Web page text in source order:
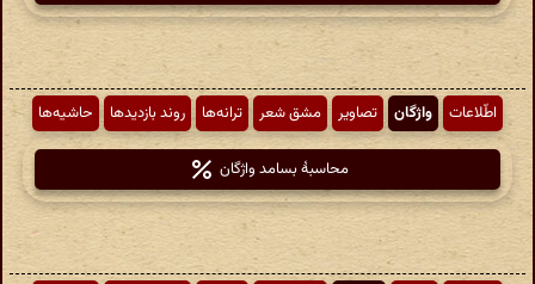
اطّلاعات واژگان تصاویر مشق شعر ترانه‌ها روند بازدیدها حاشیه‌ها
محاسبهٔ بسامد واژگان